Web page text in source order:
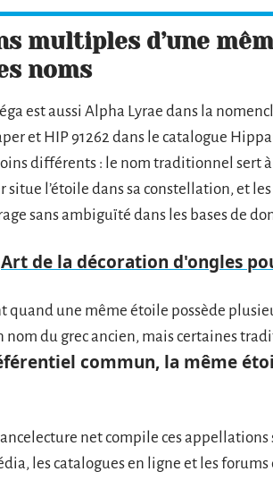
multiples d’une
noms
est aussi Alpha Lyrae dans la
et HIP 91262 dans le catalogue
différents : le nom traditionnel sert à
situe l’étoile dans sa constellation, et
sans ambiguïté dans les bases de
Art de la décoration d'ongles
quand une même étoile possède
nom du grec ancien, mais certaines
commun, la même
net compile ces appellations
les catalogues en ligne et les forums